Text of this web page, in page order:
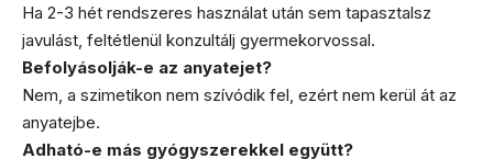
Ha 2-3 hét rendszeres használat után sem tapasztalsz
javulást, feltétlenül konzultálj gyermekorvossal.
Befolyásolják-e az anyatejet?
Nem, a szimetikon nem szívódik fel, ezért nem kerül át az
anyatejbe.
Adható-e más gyógyszerekkel együtt?